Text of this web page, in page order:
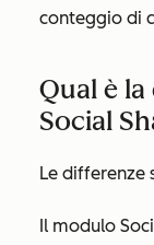
conteggio di
Qual è
Social
Le differenze
Il modulo